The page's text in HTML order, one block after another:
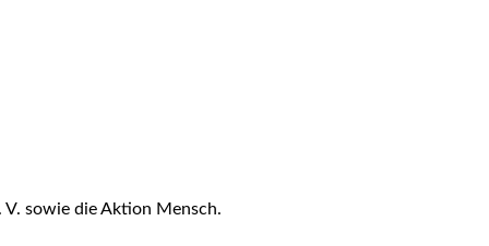
V. sowie die Aktion Mensch.